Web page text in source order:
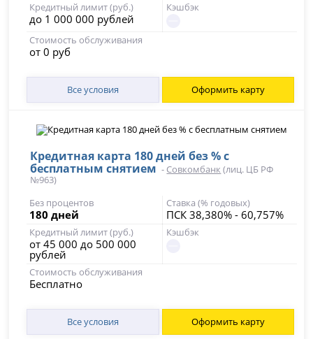
Кредитный лимит (руб.)
до 1 000 000 рублей
Кэшбэк
Стоимость обслуживания
от 0 руб
Все условия Оформить карту
Кредитная карта 180 дней без % с
бесплатным снятием - Совкомбанк (лиц. ЦБ РФ
№963)
Без процентов
180 дней
Ставка (% годовых)
ПСК 38,380% - 60,757%
Кредитный лимит (руб.)
от 45 000 до 500 000
рублей
Кэшбэк
Стоимость обслуживания
Бесплатно
Все условия Оформить карту